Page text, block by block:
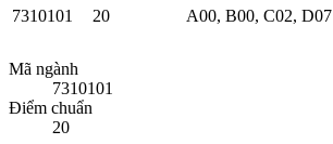
7310101
20 A00, B00, C02, D07
Mã ngành
7310101
Điểm chuẩn
20